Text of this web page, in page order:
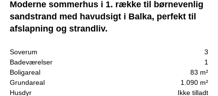
Moderne sommerhus i 1. række til børnevenlig
sandstrand med havudsigt i Balka, perfekt til
afslapning og strandliv.
Soverum
3
Badeværelser
1
Boligareal
83 m²
Grundareal
1.090 m²
Husdyr
Ikke tilladt